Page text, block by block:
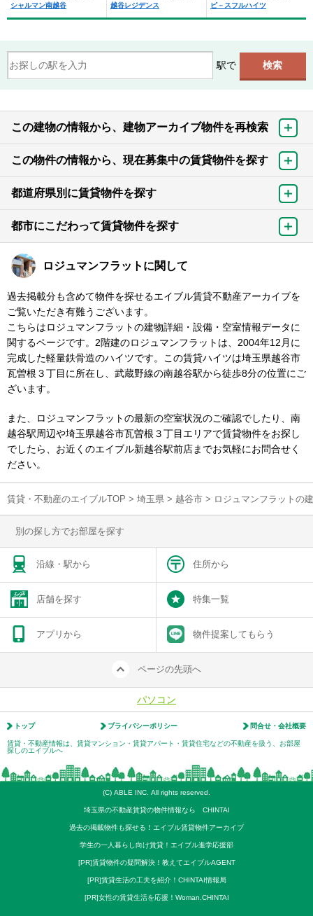
シャルマン南越谷
越谷レジデンス
ピ－スフルハイツ
駅で
この建物の情報から、建物アーカイブ物件を再検索
この物件の情報から、現在募集中の賃貸物件を探す
都道府県別に賃貸物件を探す
都市にこだわって賃貸物件を探す
ロジュマンフラットに関して
過去掲載分も含めて物件を探せるエイブル賃貸不動産アーカイブを
ご覧いただき有難うございます。
こちらはロジュマンフラットの建物詳細・設備・空室情報データに
関するページです。2階建のロジュマンフラットは、2004年12月に
完成した軽量鉄骨造のハイツです。この賃貸ハイツは埼玉県越谷市
瓦曽根３丁目に所在し、武蔵野線の南越谷駅から徒歩8分の位置にご
ざいます。
また、ロジュマンフラットの最新の空室状況のご確認でしたり、南
越谷駅周辺や埼玉県越谷市瓦曽根３丁目エリアで賃貸物件をお探し
でしたら、お近くのエイブル新越谷駅前店までお気軽にお問合せく
ださい。
賃貸・不動産のエイブルTOP > 埼玉県 > 越谷市 > ロジュマンフラットの
別の探し方でお部屋を探す
沿線・駅から 住所から
店舗を探す 特集一覧
アプリから 物件提案してもらう
ページの先頭へ
パソコン
トップ プライバシーポリシー 問合せ・会社概要
賃貸・不動産情報は、賃貸マンション・賃貸アパート・賃貸住宅などの不動産を扱う、お部屋
探しのエイブルへ
(C) ABLE INC. All rights reserved.
埼玉県の不動産賃貸の物件情報なら CHINTAI
過去の掲載物件も探せる！エイブル賃貸物件アーカイブ
学生の一人暮らし向け賃貸！エイブル進学応援部
[PR]賃貸物件の疑問解決！教えてエイブルAGENT
[PR]賃貸生活の工夫を紹介！CHINTAI情報局
[PR]女性の賃貸生活を応援！Woman.CHINTAI